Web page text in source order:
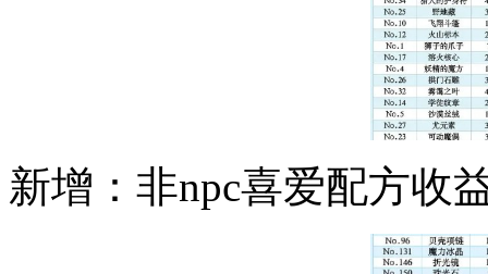
新增：非npc喜爱配方收